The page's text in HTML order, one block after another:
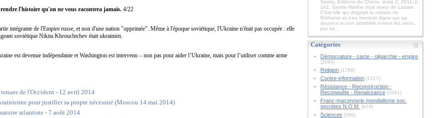
l'histoire qu'on ne vous racontera jamais. 4/22
intégrante de l'Empire russe, et non d'une nation "opprimée". Même à l'époque soviétique, l'Ukraine n'était pas occupée : elle
soviétique Nikita Khrouchtchev était ukrainien.
est devenue indépendante et Washington est intervenu – non pas pour aider l’Ukraine, mais pour l’utiliser comme arme
tenues de l'Occident - 12 avril 2014
pour justifier sa propre nécessité (Moscou 14 mai 2014)
atlantiste - 7 août 2014
Saints, Éditions du Chêne, tome 2, 2011, p.
141. Sainte Marthe était soeur de Lazare .
C'est elle qui dirigeait la maison de
Béthanie et s'en montrait digne par sa
douceur et son amabilité envers les siens,
par sa...
Catégories
Démocrature - caste - oligarchie - empire
(2090)
Religion(1796)
Contre-information(1217)
Résistance - Reconstruction -
Reconquête - Renaissance(1041)
Franc-maçonnerie mondialisme soc.
secrètes N.O.M. (674)
Sciences (580)